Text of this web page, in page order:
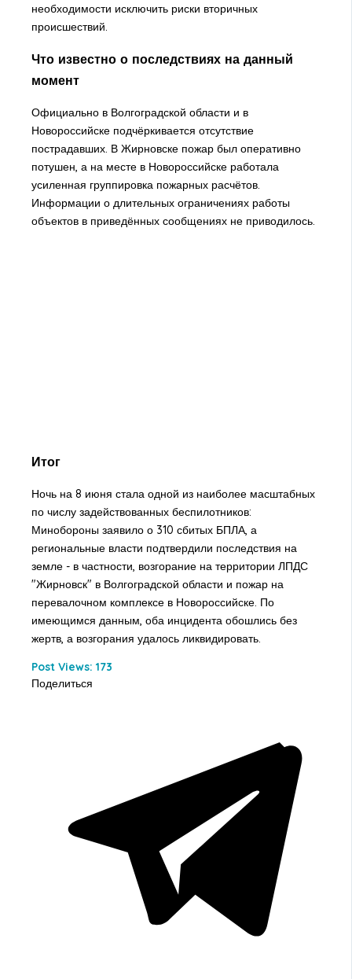
необходимости исключить риски вторичных
происшествий.
Что известно о последствиях на данный
момент
Официально в Волгоградской области и в
Новороссийске подчёркивается отсутствие
пострадавших. В Жирновске пожар был оперативно
потушен, а на месте в Новороссийске работала
усиленная группировка пожарных расчётов.
Информации о длительных ограничениях работы
объектов в приведённых сообщениях не приводилось.
Итог
Ночь на 8 июня стала одной из наиболее масштабных
по числу задействованных беспилотников:
Минобороны заявило о 310 сбитых БПЛА, а
региональные власти подтвердили последствия на
земле - в частности, возгорание на территории ЛПДС
"Жирновск" в Волгоградской области и пожар на
перевалочном комплексе в Новороссийске. По
имеющимся данным, оба инцидента обошлись без
жертв, а возгорания удалось ликвидировать.
Post Views: 173
Поделиться